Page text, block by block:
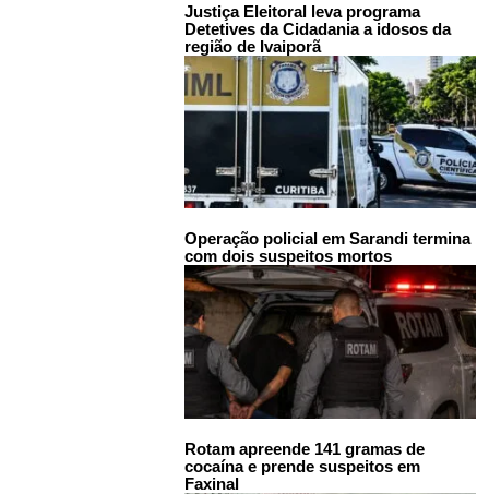
Justiça Eleitoral leva programa
Detetives da Cidadania a idosos da
região de Ivaiporã
Operação policial em Sarandi termina
com dois suspeitos mortos
Rotam apreende 141 gramas de
cocaína e prende suspeitos em
Faxinal